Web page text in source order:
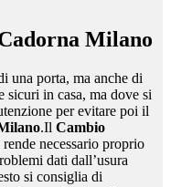
Milano
una porta, ma anche di
sicuri in casa, ma dove si
per evitare poi il
.Il Cambio
necessario proprio
dati dall’usura
si consiglia di